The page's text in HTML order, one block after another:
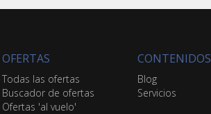
OFERTAS
Todas las ofertas
Buscador de ofertas
Ofertas 'al vuelo'
CONTENIDOS
Blog
Servicios